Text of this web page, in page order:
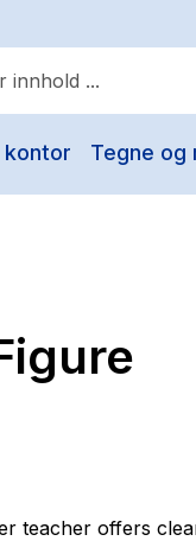
kontor Tegne og
teacher offers